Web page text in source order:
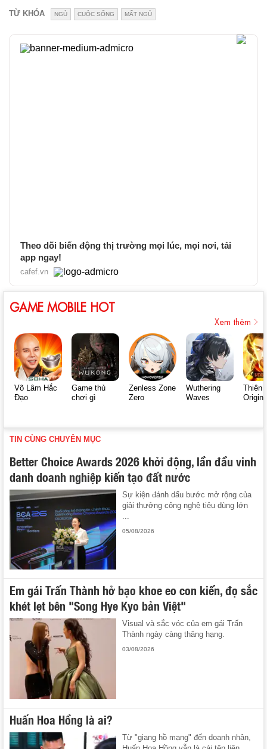
TỪ KHÓA NGỦ CUỘC SỐNG MẤT NGỦ
Theo dõi biến động thị trường mọi lúc, mọi nơi, tải
app ngay!
cafef.vn
GAME MOBILE HOT
Xem thêm
Võ Lâm Hắc
Đạo
Game thủ
chơi gì
Zenless Zone
Zero
Wuthering
Waves
Thiên
Origin
TIN CÙNG CHUYÊN MỤC
Better Choice Awards 2026 khởi động, lần đầu vinh
danh doanh nghiệp kiến tạo đất nước
Sự kiện đánh dấu bước mở rộng của
giải thưởng công nghệ tiêu dùng lớn
05/08/2026
Em gái Trấn Thành hở bạo khoe eo con kiến, đọ sắc
khét lẹt bên "Song Hye Kyo bản Việt"
Visual và sắc vóc của em gái Trấn
Thành ngày càng thăng hạng.
03/08/2026
Huấn Hoa Hồng là ai?
Từ "giang hồ mạng" đến doanh nhân,